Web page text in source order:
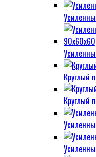
Круглый
Круглый